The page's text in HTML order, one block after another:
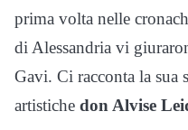
prima volta nelle
di Alessandria vi
Gavi. Ci racconta la sua
artistiche don Alvise